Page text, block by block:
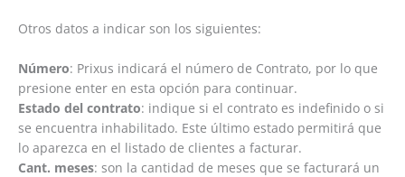
Otros datos a indicar son los siguientes:
Número: Prixus indicará el número de Contrato, por lo que
presione enter en esta opción para continuar.
Estado del contrato: indique si el contrato es indefinido o si
se encuentra inhabilitado. Este último estado permitirá que
lo aparezca en el listado de clientes a facturar.
Cant. meses: son la cantidad de meses que se facturará un